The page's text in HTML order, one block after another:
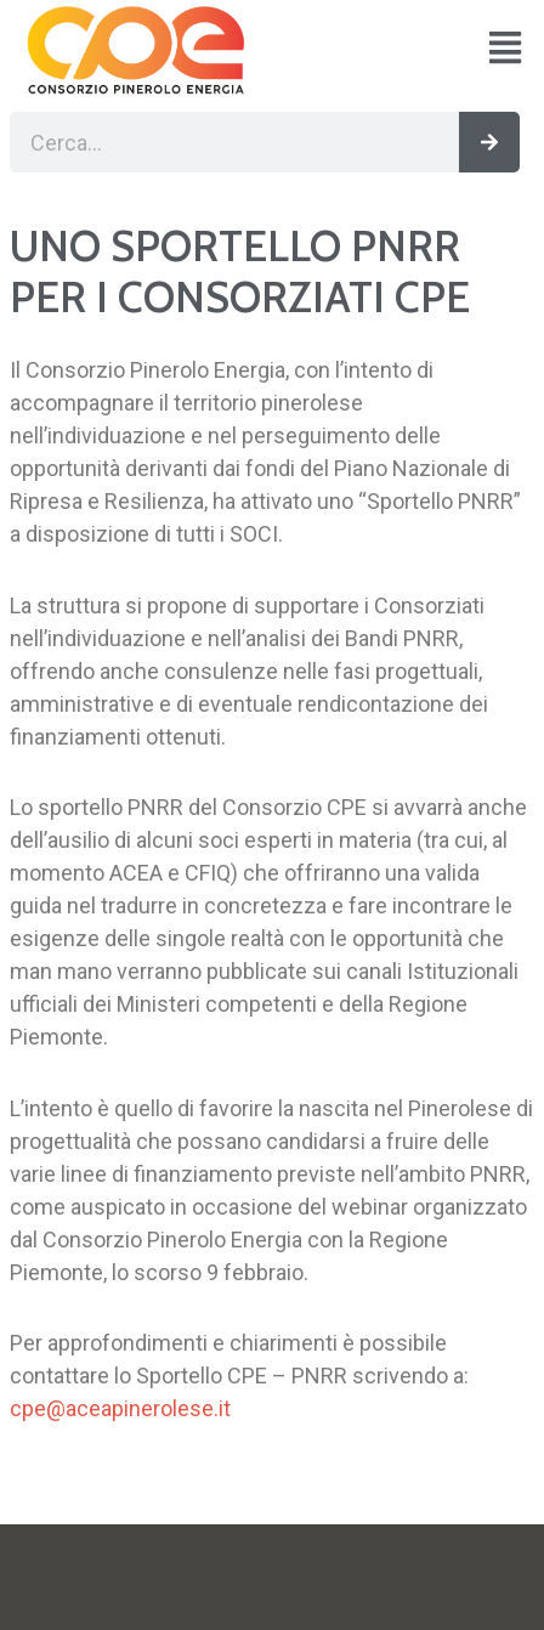
contenuto
UNO SPORTELLO PNRR
PER I CONSORZIATI CPE
Il Consorzio Pinerolo Energia, con l’intento di
accompagnare il territorio pinerolese
nell’individuazione e nel perseguimento delle
opportunità derivanti dai fondi del Piano Nazionale di
Ripresa e Resilienza, ha attivato uno “Sportello PNRR”
a disposizione di tutti i SOCI.
La struttura si propone di supportare i Consorziati
nell’individuazione e nell’analisi dei Bandi PNRR,
offrendo anche consulenze nelle fasi progettuali,
amministrative e di eventuale rendicontazione dei
finanziamenti ottenuti.
Lo sportello PNRR del Consorzio CPE si avvarrà anche
dell’ausilio di alcuni soci esperti in materia (tra cui, al
momento ACEA e CFIQ) che offriranno una valida
guida nel tradurre in concretezza e fare incontrare le
esigenze delle singole realtà con le opportunità che
man mano verranno pubblicate sui canali Istituzionali
ufficiali dei Ministeri competenti e della Regione
Piemonte.
L’intento è quello di favorire la nascita nel Pinerolese di
progettualità che possano candidarsi a fruire delle
varie linee di finanziamento previste nell’ambito PNRR,
come auspicato in occasione del webinar organizzato
dal Consorzio Pinerolo Energia con la Regione
Piemonte, lo scorso 9 febbraio.
Per approfondimenti e chiarimenti è possibile
contattare lo Sportello CPE – PNRR scrivendo a:
cpe@aceapinerolese.it